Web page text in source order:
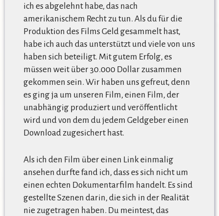
ich es abgelehnt habe, das nach
amerikanischem Recht zu tun. Als du für die
Produktion des Films Geld gesammelt hast,
habe ich auch das unterstützt und viele von uns
haben sich beteiligt. Mit gutem Erfolg, es
müssen weit über 30.000 Dollar zusammen
gekommen sein. Wir haben uns gefreut, denn
es ging ja um unseren Film, einen Film, der
unabhängig produziert und veröffentlicht
wird und von dem du jedem Geldgeber einen
Download zugesichert hast.
Als ich den Film über einen Link einmalig
ansehen durfte fand ich, dass es sich nicht um
einen echten Dokumentarfilm handelt. Es sind
gestellte Szenen darin, die sich in der Realität
nie zugetragen haben. Du meintest, das